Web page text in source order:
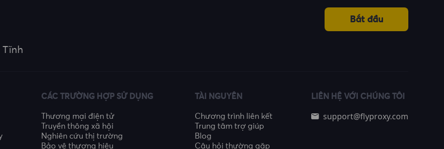
Tĩnh
Bắt đầu
CÁC TRƯỜNG HỢP SỬ DỤNG
Thương mại điện tử
Truyền thông xã hội
Nghiên cứu thị trường
Bảo vệ thương hiệu
TÀI NGUYÊN
Chương trình liên kết
Trung tâm trợ giúp
Blog
Câu hỏi thường gặp
LIÊN HỆ VỚI CHÚNG TÔI
support@flyproxy.com